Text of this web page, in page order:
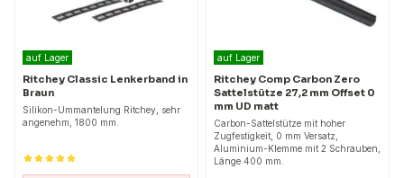
auf Lager
Ritchey Classic Lenkerband in
Braun
Silikon-Ummantelung Ritchey, sehr
angenehm, 1800 mm.
auf Lager
Ritchey Comp Carbon Zero
Sattelstütze 27,2 mm Offset 0
mm UD matt
Carbon-Sattelstütze mit hoher
Zugfestigkeit, 0 mm Versatz,
Aluminium-Klemme mit 2 Schrauben,
Länge 400 mm.